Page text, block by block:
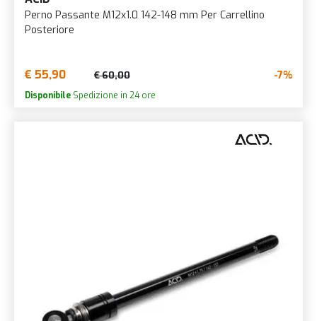
Perno Passante M12x1.0 142-148 mm Per Carrellino
Posteriore
€ 55,90 € 60,00 -7%
Disponibile Spedizione in 24 ore